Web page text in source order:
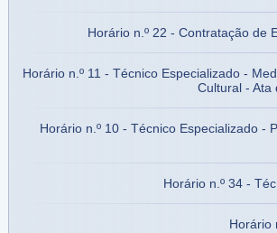
Horário n.º 22 - Contratação de
Horário n.º 11 - Técnico Especializado -
Cultural - Ata
Horário n.º 10 - Técnico Especializado -
Horário n.º 34 -
Horário